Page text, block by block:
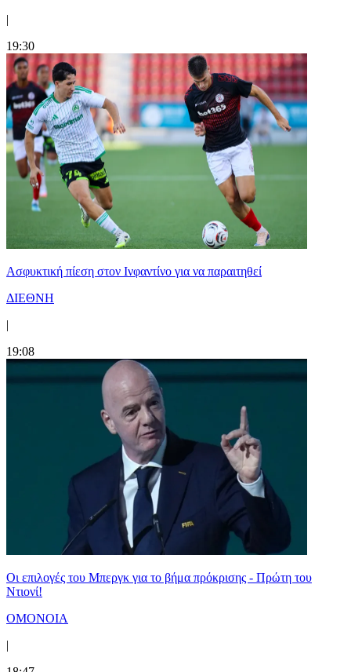
|
19:30
Ασφυκτική πίεση στον Ινφαντίνο για να παραιτηθεί
ΔΙΕΘΝΗ
|
19:08
Οι επιλογές του Μπεργκ για το βήμα πρόκρισης - Πρώτη του
Ντιονί!
ΟΜΟΝΟΙΑ
|